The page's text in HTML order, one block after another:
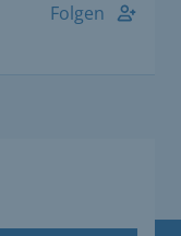
Folgen